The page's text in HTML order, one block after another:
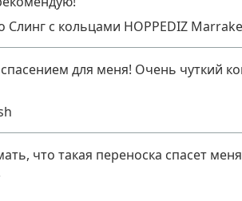
Слинг с кольцами HOPPEDIZ
для меня! Очень чуткий
что такая переноска спасет